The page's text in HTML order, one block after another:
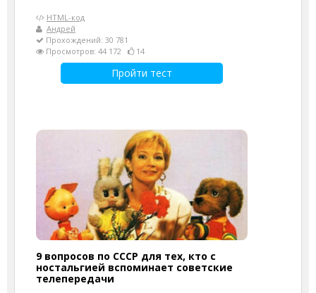
HTML-код
Андрей
Прохождений: 30 781
Просмотров: 44 172
14
Пройти тест
9 вопросов по СССР для тех, кто с
ностальгией вспоминает советские
телепередачи